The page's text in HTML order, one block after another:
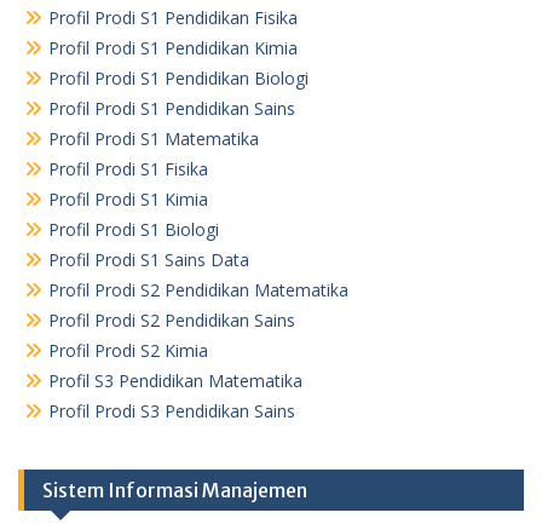
Profil Prodi S1 Pendidikan Fisika
Profil Prodi S1 Pendidikan Kimia
Profil Prodi S1 Pendidikan Biologi
Profil Prodi S1 Pendidikan Sains
Profil Prodi S1 Matematika
Profil Prodi S1 Fisika
Profil Prodi S1 Kimia
Profil Prodi S1 Biologi
Profil Prodi S1 Sains Data
Profil Prodi S2 Pendidikan Matematika
Profil Prodi S2 Pendidikan Sains
Profil Prodi S2 Kimia
Profil S3 Pendidikan Matematika
Profil Prodi S3 Pendidikan Sains
Sistem Informasi Manajemen